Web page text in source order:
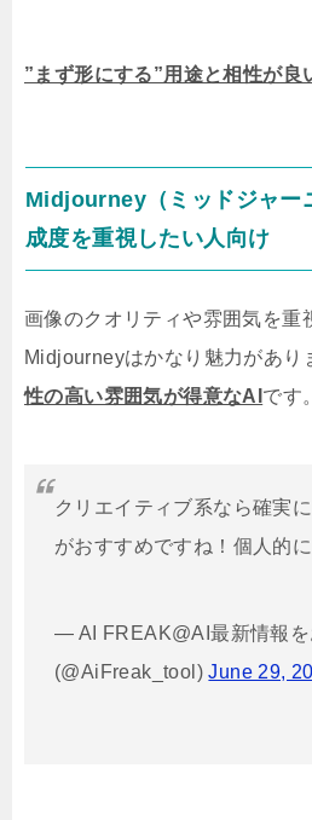
”まず形にする”用途と相性が良
Midjourney（ミッドジャー
成度を重視したい人向け
画像のクオリティや雰囲気を重
Midjourneyはかなり魅力があり
性の高い雰囲気が得意なAI です。
クリエイティブ系なら確実
がおすすめですね！個人的
— AI FREAK@AI最新情報を
(@AiFreak_tool)June 29,